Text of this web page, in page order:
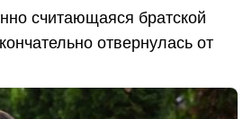
считающаяся братской
отвернулась от